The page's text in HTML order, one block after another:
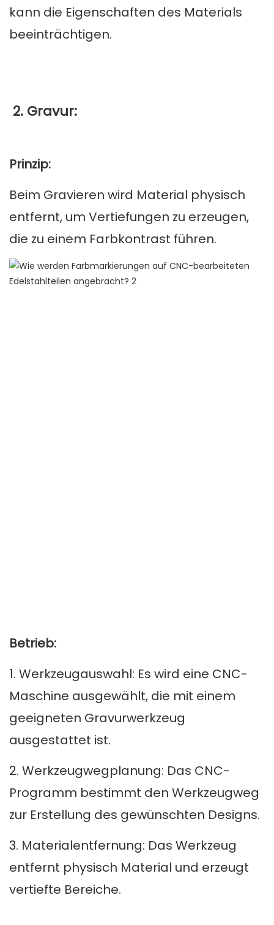
kann die Eigenschaften des Materials
beeinträchtigen.
2. Gravur:
Prinzip:
Beim Gravieren wird Material physisch
entfernt, um Vertiefungen zu erzeugen,
die zu einem Farbkontrast führen.
Betrieb:
1. Werkzeugauswahl: Es wird eine CNC-
Maschine ausgewählt, die mit einem
geeigneten Gravurwerkzeug
ausgestattet ist.
2. Werkzeugwegplanung: Das CNC-
Programm bestimmt den Werkzeugweg
zur Erstellung des gewünschten Designs.
3. Materialentfernung: Das Werkzeug
entfernt physisch Material und erzeugt
vertiefte Bereiche.